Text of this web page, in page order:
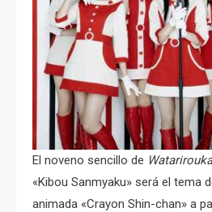
El noveno sencillo de
«Kibou Sanmyaku» será el tema
animada «Crayon Shin-chan» a